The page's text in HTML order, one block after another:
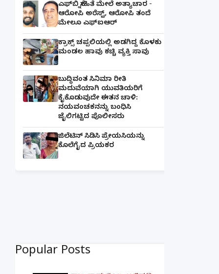
ಎಫ್‌ಬಿ ಸ್ನೇಹಿತೆ ಮೇಲೆ ಅತ್ಯಾಚಾರ -
ಆರೋಪಿ ಅರೆಸ್ಟ್, ಆರೋಪಿ ತಂದೆ
ಮೇಲೂ ಎಫ್ಐಆರ್
ಕ್ರಾಕ್ಸ್ ಚಪ್ಪಲಿಯಲ್ಲಿ ಅಡಗಿದ್ದ ಕೊಳಕು
ಮಂಡಲ ಹಾವು ಕಚ್ಚಿ ವ್ಯಕ್ತಿ ಸಾವು
ಬುದ್ಧಿವಂತ ಸಿನಿಮಾ ರೀತಿ
ಮದುವೆಯಾಗಿ ಯುವತಿಯರಿಗೆ
ಕೈಕೊಡುವುದೇ ಈತನ ಚಾಳಿ:
ನಯವಂಚಕನನ್ನು ಬಂಧಿಸಿ
ಜೈಲಿಗಟ್ಟಿದ ಪೊಲೀಸರು
ಜಿಲೆಟಿನ್ ಸಿಡಿಸಿ ಪ್ರೇಯಸಿಯನ್ನು
ಕೊಲೆಗೈದ ಪ್ರಿಯಕರ
Popular Posts